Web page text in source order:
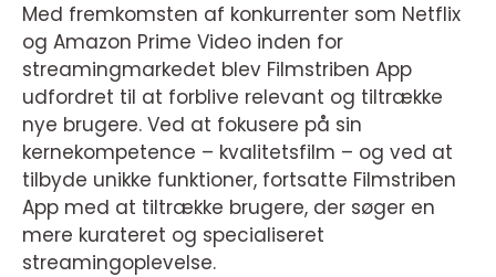
Med fremkomsten af konkurrenter som Netflix
og Amazon Prime Video inden for
streamingmarkedet blev Filmstriben App
udfordret til at forblive relevant og tiltrække
nye brugere. Ved at fokusere på sin
kernekompetence – kvalitetsfilm – og ved at
tilbyde unikke funktioner, fortsatte Filmstriben
App med at tiltrække brugere, der søger en
mere kurateret og specialiseret
streamingoplevelse.